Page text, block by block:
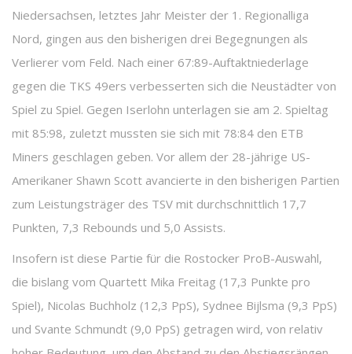
Niedersachsen, letztes Jahr Meister der 1. Regionalliga
Nord, gingen aus den bisherigen drei Begegnungen als
Verlierer vom Feld. Nach einer 67:89-Auftaktniederlage
gegen die TKS 49ers verbesserten sich die Neustädter von
Spiel zu Spiel. Gegen Iserlohn unterlagen sie am 2. Spieltag
mit 85:98, zuletzt mussten sie sich mit 78:84 den ETB
Miners geschlagen geben. Vor allem der 28-jährige US-
Amerikaner Shawn Scott avancierte in den bisherigen Partien
zum Leistungsträger des TSV mit durchschnittlich 17,7
Punkten, 7,3 Rebounds und 5,0 Assists.
Insofern ist diese Partie für die Rostocker ProB-Auswahl,
die bislang vom Quartett Mika Freitag (17,3 Punkte pro
Spiel), Nicolas Buchholz (12,3 PpS), Sydnee Bijlsma (9,3 PpS)
und Svante Schmundt (9,0 PpS) getragen wird, von relativ